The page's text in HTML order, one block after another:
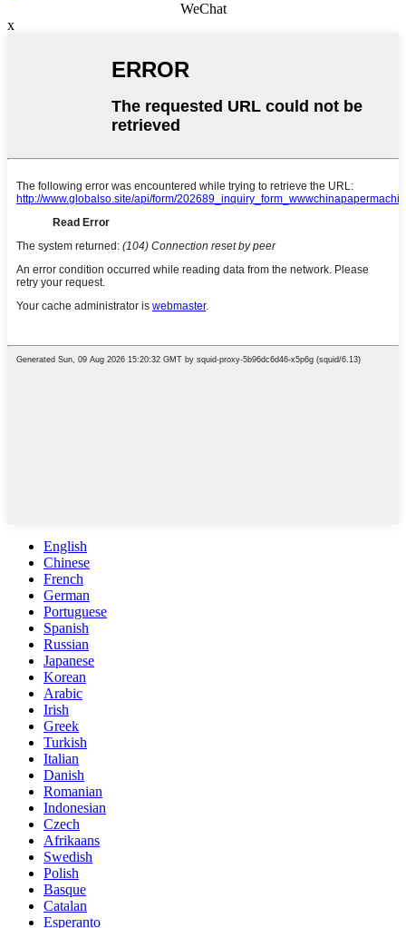
WeChat
x
English
Chinese
French
German
Portuguese
Spanish
Russian
Japanese
Korean
Arabic
Irish
Greek
Turkish
Italian
Danish
Romanian
Indonesian
Czech
Afrikaans
Swedish
Polish
Basque
Catalan
Esperanto